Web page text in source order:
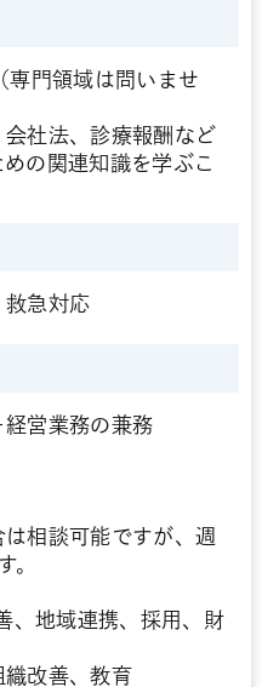
専門領域は問いませ
社法、診療報酬など
の関連知識を学ぶこ
救急対応
営業務の兼務
相談可能ですが、週
。
地域連携、採用、財
織改善、教育